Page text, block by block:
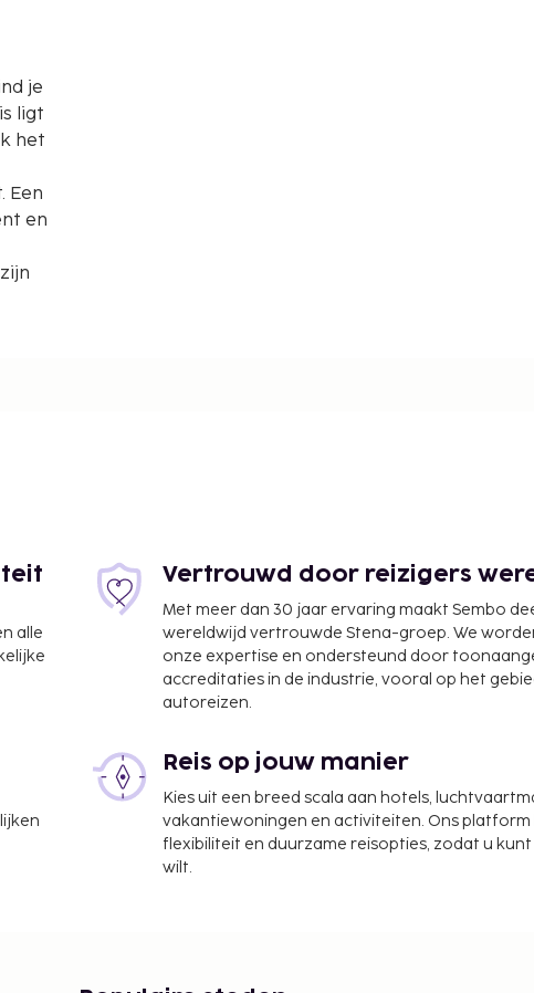
je
het
Een
en
alle
Vertrouwd door reizigers
Met meer dan 30 jaar ervaring maakt Sembo
wereldwijd vertrouwde Stena-groep. We
onze expertise en ondersteund door
accreditaties in de industrie, vooral op het
autoreizen.
Reis op jouw manier
Kies uit een breed scala aan hotels,
vakantiewoningen en activiteiten. Ons platform
flexibiliteit en duurzame reisopties, zodat u kunt
wilt.